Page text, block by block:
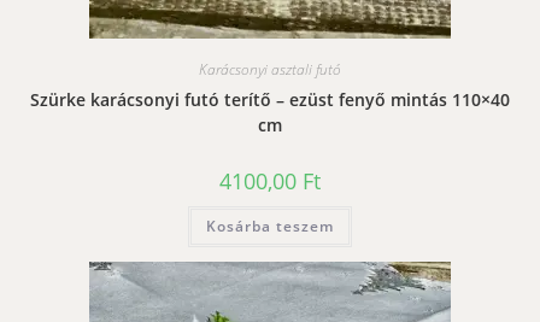
Karácsonyi asztali futó
Szürke karácsonyi futó terítő – ezüst fenyő mintás 110×40
cm
4100,00 Ft
Kosárba teszem